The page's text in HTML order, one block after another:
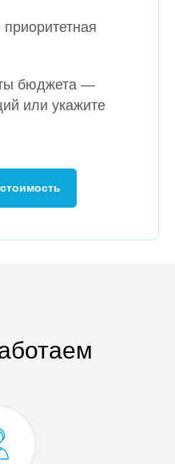
бюджета —
или укажите